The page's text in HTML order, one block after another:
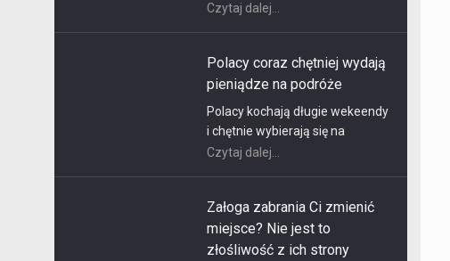
i chętnie wybierają się na
kalendarza jest wyjątkowo
korzystny, tak jak w tym roku.
Czy ten boom będzie nadal
trwał?
Czytaj dalej...
Załoga zabrania Ci zmienić
miejsce? Nie jest to
złośliwość z ich strony
Nie raz zdarza się tak, że
pasażerowie samolotów chcą
swoje miejsce. Nie pytając o
zgodę, po prostu zajmują inne.
A może to mieć niebezpieczne
Weekend w spa – z